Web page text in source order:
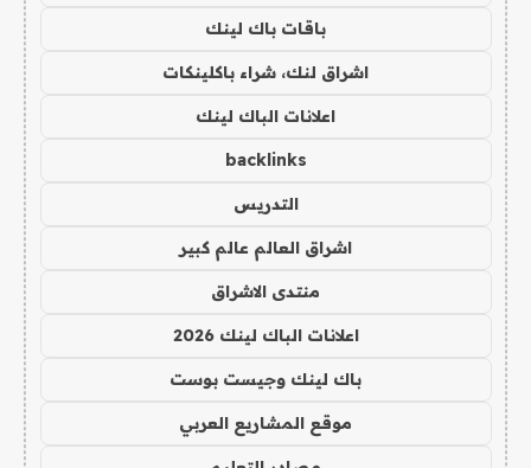
باقات باك لينك
اشراق لنك، شراء باكلينكات
اعلانات الباك لينك
backlinks
التدريس
اشراق العالم عالم كبير
منتدى الاشراق
اعلانات الباك لينك 2026
باك لينك وجيست بوست
موقع المشاريع العربي